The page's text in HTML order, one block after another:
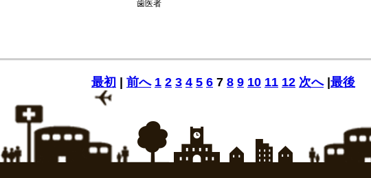
歯医者
最初 前へ 1 2 3 4 5 6 7 8 9 10 11 12 次へ| 最後